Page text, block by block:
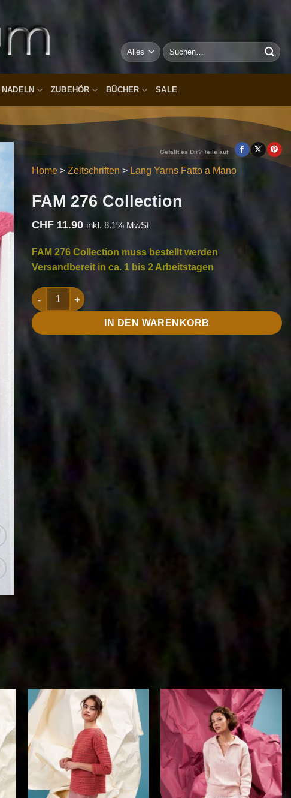
Suchen
nach:
NADELN ZUBEHÖR BÜCHER SALE
Gefällt es Dir? Teile auf
Home > Zeitschriften > Lang Yarns Fatto a Mano
FAM 276 Collection
CHF 11.90 inkl. 8.1% MwSt
FAM 276 Collection muss bestellt werden
Versandbereit in ca. 1 bis 2 Arbeitstagen
FAM 276 Collection Menge
IN DEN WARENKORB
Wunschliste
Auf die
Wunschliste